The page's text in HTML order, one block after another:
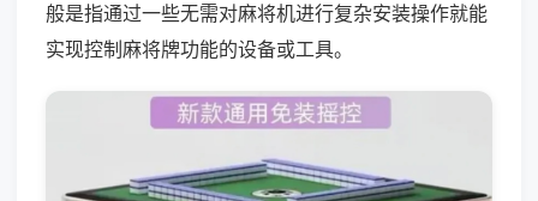
般是指通过一些无需对麻将机进行复杂安装操作就能
实现控制麻将牌功能的设备或工具。